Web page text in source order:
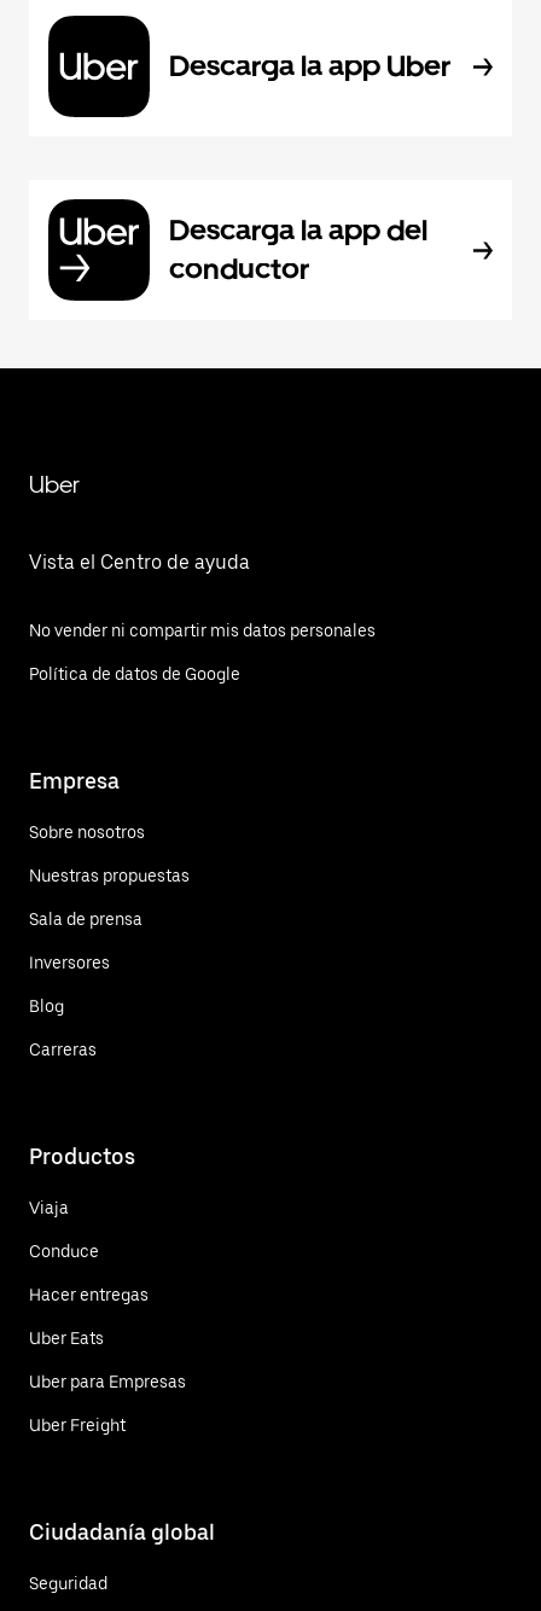
Descarga la app Uber
Descarga la app del
conductor
Uber
Vista el Centro de ayuda
No vender ni compartir mis datos personales
Política de datos de Google
Empresa
Sobre nosotros
Nuestras propuestas
Sala de prensa
Inversores
Blog
Carreras
Productos
Viaja
Conduce
Hacer entregas
Uber Eats
Uber para Empresas
Uber Freight
Ciudadanía global
Seguridad